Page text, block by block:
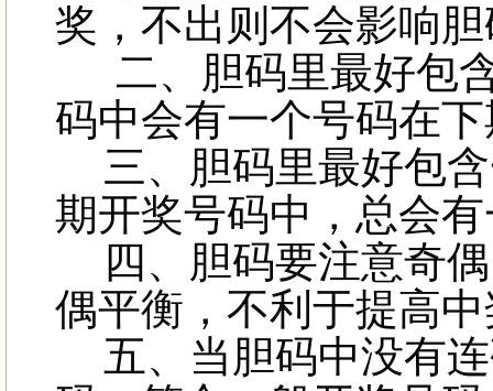
奖，不出则不会影响
二、胆码里最好包
码中会有一个号码在
三、胆码里最好包含
期开奖号码中，总会
四、胆码要注意奇偶
偶平衡，不利于提高
五、当胆码中没有连